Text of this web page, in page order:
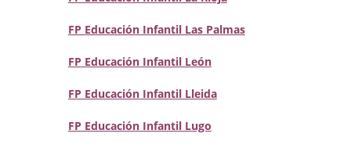
FP Educación Infantil Las Palmas
FP Educación Infantil León
FP Educación Infantil Lleida
FP Educación Infantil Lugo